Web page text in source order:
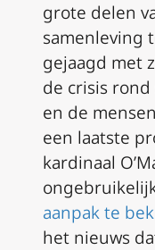
grote delen
samenleving
gejaagd met
de crisis
en de
een laatste
kardinaal
aanpak te
het nieuws